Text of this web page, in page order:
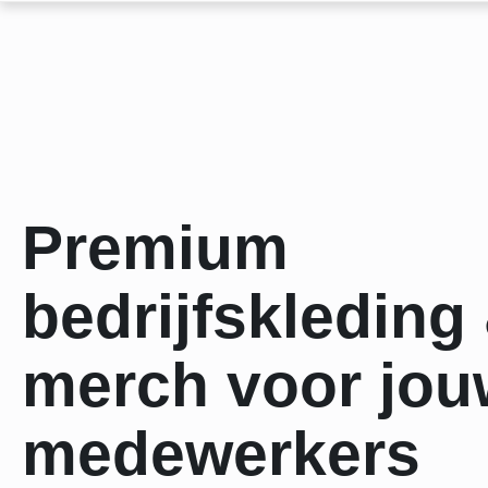
Premium
bedrijfskleding
merch voor
medewerkers